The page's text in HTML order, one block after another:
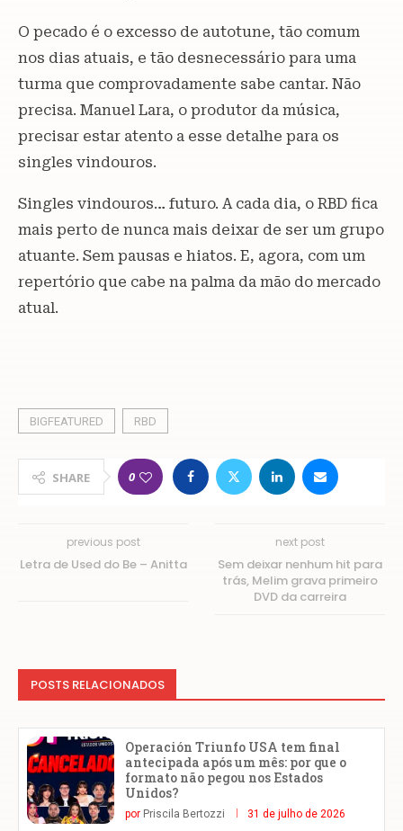
O pecado é o excesso de autotune, tão comum
nos dias atuais, e tão desnecessário para uma
turma que comprovadamente sabe cantar. Não
precisa. Manuel Lara, o produtor da música,
precisar estar atento a esse detalhe para os
singles vindouros.
Singles vindouros… futuro. A cada dia, o RBD fica
mais perto de nunca mais deixar de ser um grupo
atuante. Sem pausas e hiatos. E, agora, com um
repertório que cabe na palma da mão do mercado
atual.
BIGFEATURED RBD
SHARE 0
previous post
Letra de Used do Be – Anitta
next post
Sem deixar nenhum hit para
trás, Melim grava primeiro
DVD da carreira
POSTS RELACIONADOS
Operación Triunfo USA tem final
antecipada após um mês: por que o
formato não pegou nos Estados
Unidos?
por Priscila Bertozzi 31 de julho de 2026